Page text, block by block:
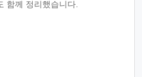
함께 정리했습니다.